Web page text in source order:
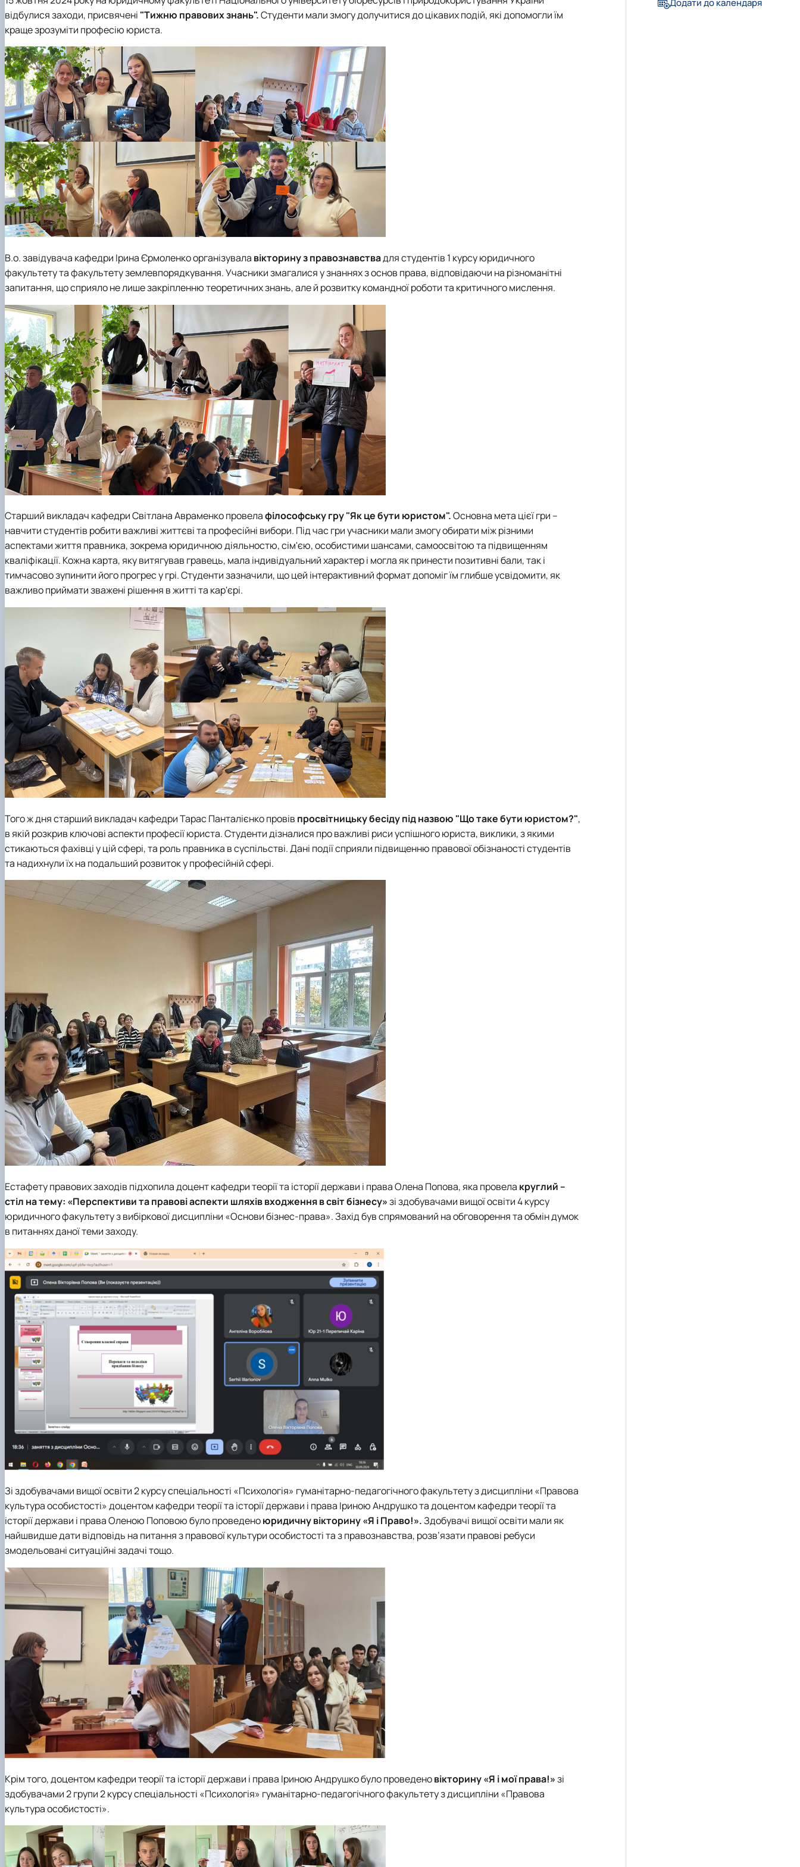
Студентська організація факультету
відбулися заходи, присвячені "Тижню правових знань".Студенти мали змогу долучитися до цікавих подій, які допомогли їм
краще зрозуміти професію юриста.
В.о. завідувача кафедри Ірина Єрмоленкоорганізувала вікторину з правознавствадля студентів 1 курсу юридичного
факультетута факультету землевпорядкування.Учасникизмагалися у знаннях з основ права, відповідаючи на різноманітні
запитання, що сприяло не лише закріпленню теоретичних знань, але й розвитку командної роботи та критичного мислення.
Старший викладач кафедриСвітлана Авраменкопровелафілософську гру "Як це бути юристом".Основна мета цієї гри –
навчити студентів робити важливі життєві та професійні вибори. Під час гри учасники мали змогу обирати між різними
аспектамижиття правника, зокрема юридичноюдіяльностю, сім'єю, особистими шансами, самоосвітоюта підвищенням
кваліфікації. Кожна карта, яку витягував гравець, мала індивідуальний характер і могла як принести позитивні бали, так і
тимчасово зупинити його прогрес у грі. Студенти зазначили, що цей інтерактивний формат допоміг їм глибше усвідомити, як
важливо приймати зважені рішення в житті та кар'єрі.
Того ж днястарший викладач кафедриТарас Панталієнкопровів просвітницьку бесіду під назвою "Що таке бути юристом?",
в якій розкрив ключові аспекти професії юриста. Студенти дізналися про важливі риси успішного юриста, виклики, з якими
стикаються фахівці у цій сфері, та роль правника в суспільстві.Дані події сприяли підвищенню правової обізнаності студентів
та надихнули їх на подальший розвиток у професійній сфері.
Естафету правових заходів підхопиладоцент кафедри теорії та історії держави і праваОлена Попова, яка провела круглий –
стіл на тему: «Перспективи та правові аспекти шляхів входження в світ бізнесу»зі здобувачами вищої освіти 4 курсу
юридичного факультету з вибіркової дисципліни «Основи бізнес-права». Захід був спрямований наобговорення та обмін думок
в питаннях даної теми заходу.
Зі здобувачами вищої освіти 2 курсу спеціальності «Психологія» гуманітарно-педагогічного факультету з дисципліни «Правова
культура особистості» доцентом кафедри теорії та історії держави і права Іриною Андрушкота доцентом кафедри теорії та
історії держави і праваОленою Поповоюбуло проведеноюридичну вікторину «Я і Право!».Здобувачі вищої освіти мали як
найшвидше дати відповідь на питання з правової культури особистості та з правознавства, розв’язати правові ребуси
змодельовані ситуаційні задачі тощо.
Крім того, доцентом кафедри теорії та історії держави і права Іриною Андрушко було проведеновікторину «Я і мої права!»зі
здобувачами 2 групи 2 курсу спеціальності «Психологія» гуманітарно-педагогічного факультету з дисципліни «Правова
культура особистості».
Додати до календаря